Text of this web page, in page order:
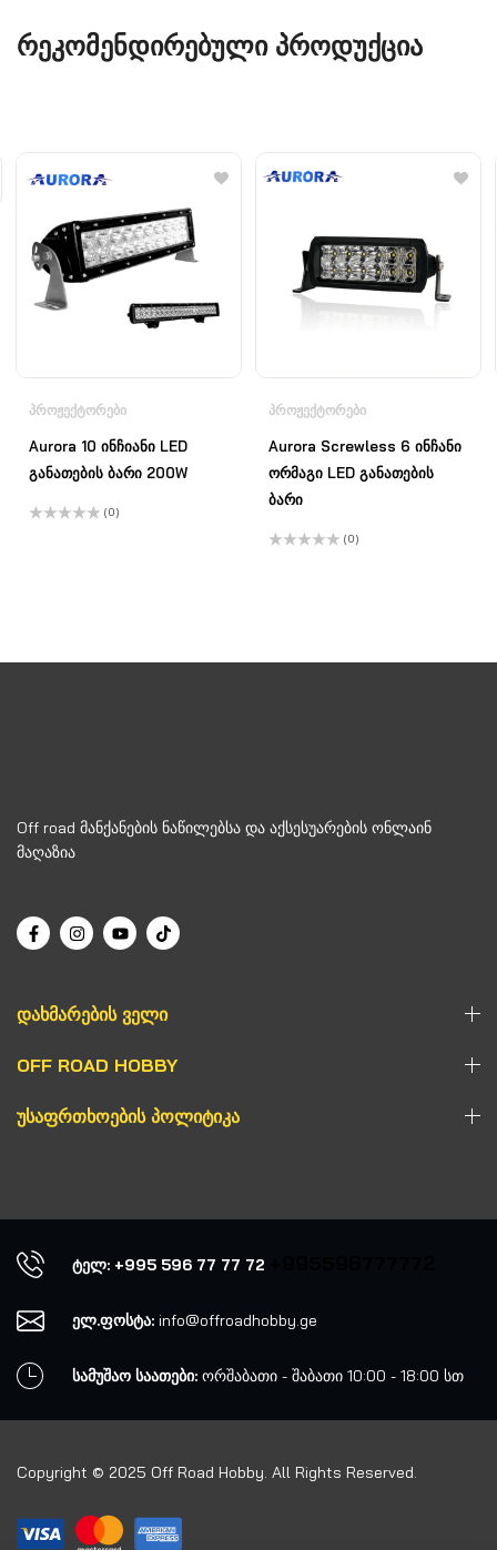
ᲠᲔᲙᲝᲛᲔᲜᲓᲘᲠᲔᲑᲣᲚᲘ ᲞᲠᲝᲓᲣᲥᲪᲘᲐ
ᲞᲠᲝᲟᲔᲥᲢᲝᲠᲔᲑᲘ
Aurora 10 ინჩიანი LED
განათების ბარი 200W
(0)
ᲞᲠᲝᲟᲔᲥᲢᲝᲠᲔᲑᲘ
Aurora Screwless 6 ინჩანი
ორმაგი LED განათების
ბარი
(0)
Off road მანქანების ნაწილებსა და აქსესუარების ონლაინ
მაღაზია
ᲓᲐᲮᲛᲐᲠᲔᲑᲘᲡ ᲕᲔᲚᲘ
OFF ROAD HOBBY
ᲣᲡᲐᲤᲠᲗᲮᲝᲔᲑᲘᲡ ᲞᲝᲚᲘᲢᲘᲙᲐ
ტელ: +995 596 77 77 72
ელ.ფოსტა: info@offroadhobby.ge
სამუშაო საათები: ორშაბათი - შაბათი 10:00 - 18:00 სთ
Copyright © 2025 Off Road Hobby. All Rights Reserved.